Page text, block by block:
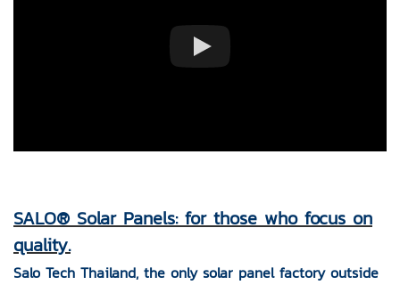
SALO® Solar Panels: for those who focus on
quality.
Salo Tech Thailand, the only solar panel factory outside